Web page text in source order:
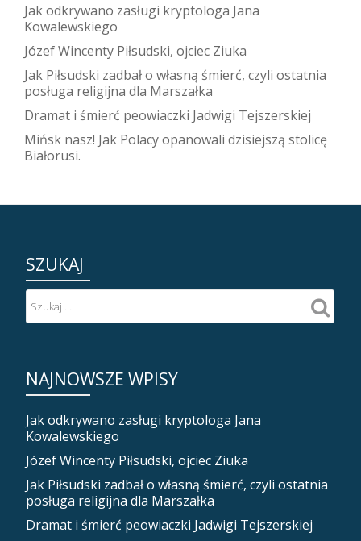
Jak odkrywano zasługi kryptologa Jana
Kowalewskiego
Józef Wincenty Piłsudski, ojciec Ziuka
Jak Piłsudski zadbał o własną śmierć, czyli ostatnia
posługa religijna dla Marszałka
Dramat i śmierć peowiaczki Jadwigi Tejszerskiej
Mińsk nasz! Jak Polacy opanowali dzisiejszą stolicę
Białorusi.
SZUKAJ
NAJNOWSZE WPISY
Jak odkrywano zasługi kryptologa Jana
Kowalewskiego
Józef Wincenty Piłsudski, ojciec Ziuka
Jak Piłsudski zadbał o własną śmierć, czyli ostatnia
posługa religijna dla Marszałka
Dramat i śmierć peowiaczki Jadwigi Tejszerskiej